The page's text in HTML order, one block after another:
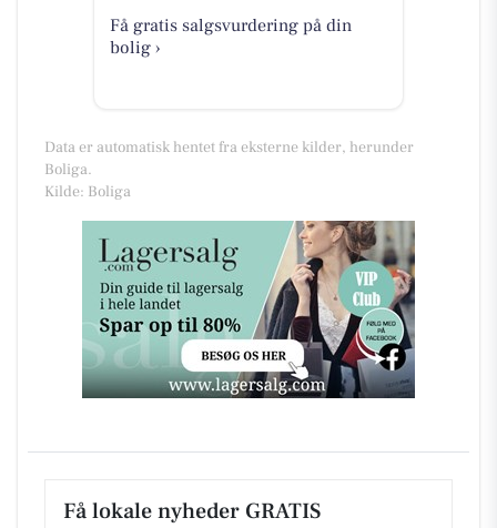
Få gratis salgsvurdering på din
bolig ›
Data er automatisk hentet fra eksterne kilder, herunder
Boliga.
Kilde: Boliga
Få lokale nyheder GRATIS